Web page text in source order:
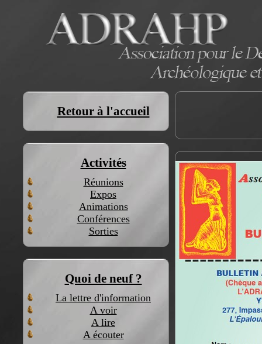
Retour à l'accueil
Activités
Réunions
Expos
Animations
Conférences
Sorties
Quoi de neuf ?
La lettre d'information
A voir
A lire
A écouter